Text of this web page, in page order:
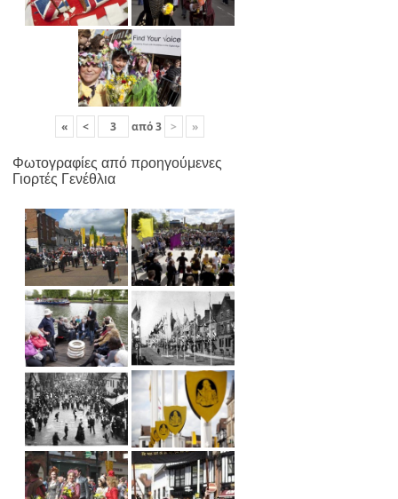
« < από3 > »
Φωτογραφίες από προηγούμενες
Γιορτές Γενέθλια